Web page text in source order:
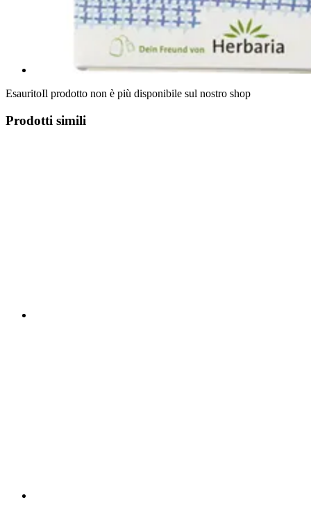
EsauritoIl prodotto non è più disponibile sul nostro shop
Prodotti simili